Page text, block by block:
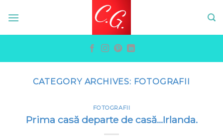
CATEGORY ARCHIVES: FOTOGRAFII
FOTOGRAFII
Prima casă departe de casă…Irlanda.